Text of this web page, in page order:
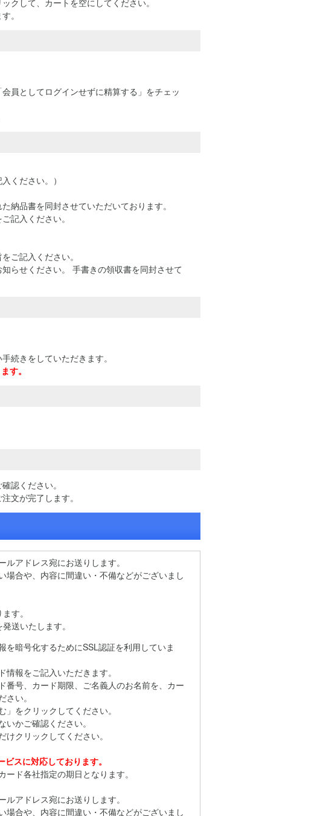
クして、カートを空にしてください。
。
員としてログインせずに精算する」をチェッ
ください。）
納品書を同封させていただいております。
記入ください。
ご記入ください。
らせください。 手書きの領収書を同封させて
続きをしていただきます。
す。
認ください。
文が完了します。
アドレス宛にお送りします。
場合や、内容に間違い・不備などがございまし
す。
送いたします。
を暗号化するためにSSL認証を利用していま
報をご記入いただきます。
番号、カード期限、ご名義人のお名前を、カー
さい。
をクリックしてください。
かご確認ください。
クリックしてください。
スに対応しております。
ド各社指定の期日となります。
アドレス宛にお送りします。
場合や、内容に間違い・不備などがございまし